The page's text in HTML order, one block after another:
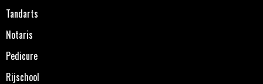
Tandarts
Notaris
Pedicure
Rijschool